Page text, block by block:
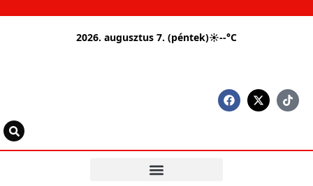
2026. augusztus 7. (péntek)☀--°C